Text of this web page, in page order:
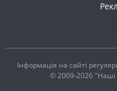
Інформація на сайті
© 2009-2026 "Наші